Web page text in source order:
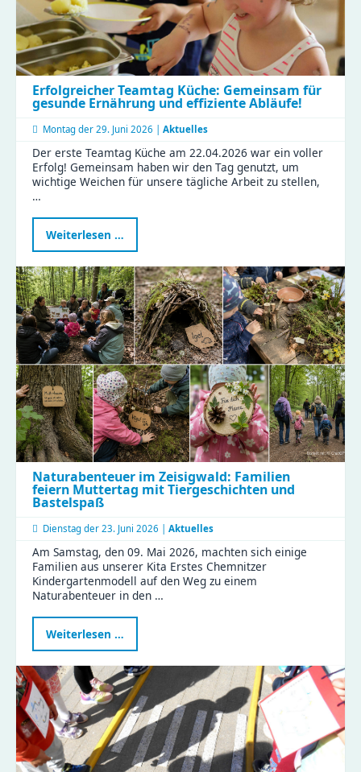
Erfolgreicher Teamtag Küche: Gemeinsam für
gesunde Ernährung und effiziente Abläufe!
Montag der 29. Juni 2026 | Aktuelles
Der erste Teamtag Küche am 22.04.2026 war ein voller
Erfolg! Gemeinsam haben wir den Tag genutzt, um
wichtige Weichen für unsere tägliche Arbeit zu stellen,
…
Weiterlesen …
Teamtag
Küche:
Gemeinsam
für
gesunde
Ernährung
und
effiziente
Abläufe!
Naturabenteuer im Zeisigwald: Familien
feiern Muttertag mit Tiergeschichten und
Bastelspaß
Dienstag der 23. Juni 2026 | Aktuelles
Am Samstag, den 09. Mai 2026, machten sich einige
Familien aus unserer Kita Erstes Chemnitzer
Kindergartenmodell auf den Weg zu einem
Naturabenteuer in den …
Weiterlesen …
im
Familien
feiern
Muttertag
mit
Tiergeschichten
und
Bastelspaß